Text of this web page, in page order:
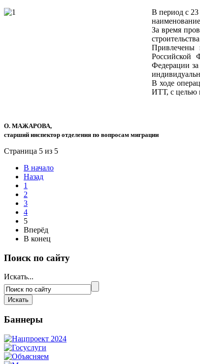
В период с 23
За время
Привлечены
Российской
Федерации за
В ходе
ИТТ, с целью
О. МАЖАРОВА,
старший инспектор отделения по вопросам миграции
Страница 5 из 5
В начало
Назад
1
2
3
4
5
Вперёд
В конец
Поиск по сайту
Искать...
Баннеры